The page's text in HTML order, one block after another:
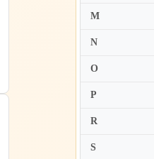
Kimbo Ishii
M
N
O
P
R
S